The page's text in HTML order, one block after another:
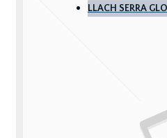
LLACH SERRA